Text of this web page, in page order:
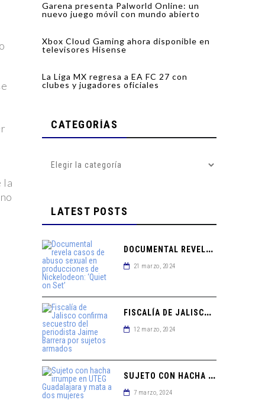
la
Garena presenta Palworld Online: un
nuevo juego móvil con mundo abierto
Xbox Cloud Gaming ahora disponible en
televisores Hisense
La Liga MX regresa a EA FC 27 con
clubes y jugadores oficiales
CATEGORÍAS
LATEST POSTS
D
OCUMENTAL REVELA CASOS DE ABUSO SEXUAL EN PRODUCCIONES DE NICKELODEON: ‘QUIET ON SET’
21 marzo, 2024
F
ISCALÍA DE JALISCO CONFIRMA SECUESTRO DEL PERIODISTA JAIME BARRERA POR SUJETOS ARMADOS
12 marzo, 2024
S
UJETO CON HACHA IRRUMPE EN UTEG GUADALAJARA Y MATA A DOS MUJERES
7 marzo, 2024